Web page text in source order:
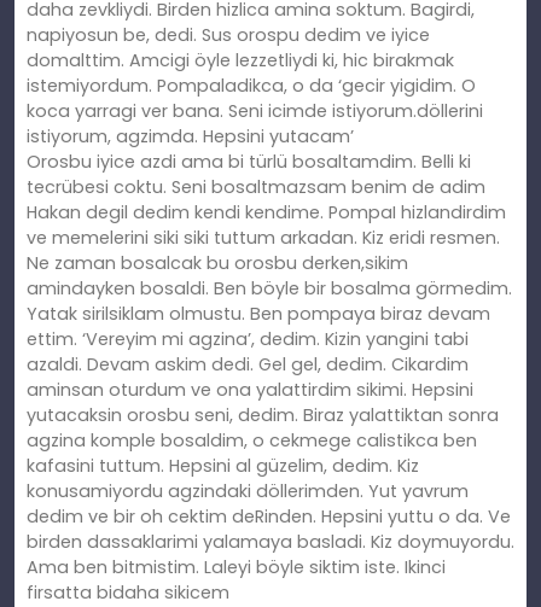
daha zevkliydi. Birden hizlica amina soktum. Bagirdi,
napiyosun be, dedi. Sus orospu dedim ve iyice
domalttim. Amcigi öyle lezzetliydi ki, hic birakmak
istemiyordum. Pompaladikca, o da ‘gecir yigidim. O
koca yarragi ver bana. Seni icimde istiyorum.döllerini
istiyorum, agzimda. Hepsini yutacam’
Orosbu iyice azdi ama bi türlü bosaltamdim. Belli ki
tecrübesi coktu. Seni bosaltmazsam benim de adim
Hakan degil dedim kendi kendime. PompaI hizlandirdim
ve memelerini siki siki tuttum arkadan. Kiz eridi resmen.
Ne zaman bosalcak bu orosbu derken,sikim
amindayken bosaldi. Ben böyle bir bosalma görmedim.
Yatak sirilsiklam olmustu. Ben pompaya biraz devam
ettim. ‘Vereyim mi agzina’, dedim. Kizin yangini tabi
azaldi. Devam askim dedi. Gel gel, dedim. Cikardim
aminsan oturdum ve ona yalattirdim sikimi. Hepsini
yutacaksin orosbu seni, dedim. Biraz yalattiktan sonra
agzina komple bosaldim, o cekmege calistikca ben
kafasini tuttum. Hepsini al güzelim, dedim. Kiz
konusamiyordu agzindaki döllerimden. Yut yavrum
dedim ve bir oh cektim deRinden. Hepsini yuttu o da. Ve
birden dassaklarimi yalamaya basladi. Kiz doymuyordu.
Ama ben bitmistim. Laleyi böyle siktim iste. Ikinci
firsatta bidaha sikicem